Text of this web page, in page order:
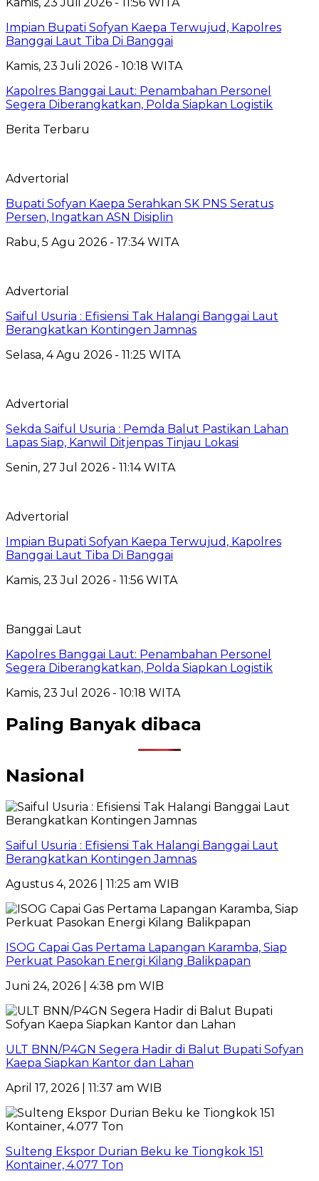
Impian Bupati Sofyan Kaepa Terwujud, Kapolres
Banggai Laut Tiba Di Banggai
Kamis, 23 Juli 2026 - 10:18 WITA
Kapolres Banggai Laut: Penambahan Personel
Segera Diberangkatkan, Polda Siapkan Logistik
Berita Terbaru
Advertorial
Bupati Sofyan Kaepa Serahkan SK PNS Seratus
Persen, Ingatkan ASN Disiplin
Rabu, 5 Agu 2026 - 17:34 WITA
Advertorial
Saiful Usuria : Efisiensi Tak Halangi Banggai Laut
Berangkatkan Kontingen Jamnas
Selasa, 4 Agu 2026 - 11:25 WITA
Advertorial
Sekda Saiful Usuria : Pemda Balut Pastikan Lahan
Lapas Siap, Kanwil Ditjenpas Tinjau Lokasi
Senin, 27 Jul 2026 - 11:14 WITA
Advertorial
Impian Bupati Sofyan Kaepa Terwujud, Kapolres
Banggai Laut Tiba Di Banggai
Kamis, 23 Jul 2026 - 11:56 WITA
Banggai Laut
Kapolres Banggai Laut: Penambahan Personel
Segera Diberangkatkan, Polda Siapkan Logistik
Kamis, 23 Jul 2026 - 10:18 WITA
Paling Banyak dibaca
Nasional
Saiful Usuria : Efisiensi Tak Halangi Banggai Laut
Berangkatkan Kontingen Jamnas
Agustus 4, 2026 | 11:25 am WIB
ISOG Capai Gas Pertama Lapangan Karamba, Siap
Perkuat Pasokan Energi Kilang Balikpapan
Juni 24, 2026 | 4:38 pm WIB
ULT BNN/P4GN Segera Hadir di Balut Bupati Sofyan
Kaepa Siapkan Kantor dan Lahan
April 17, 2026 | 11:37 am WIB
Sulteng Ekspor Durian Beku ke Tiongkok 151
Kontainer, 4.077 Ton